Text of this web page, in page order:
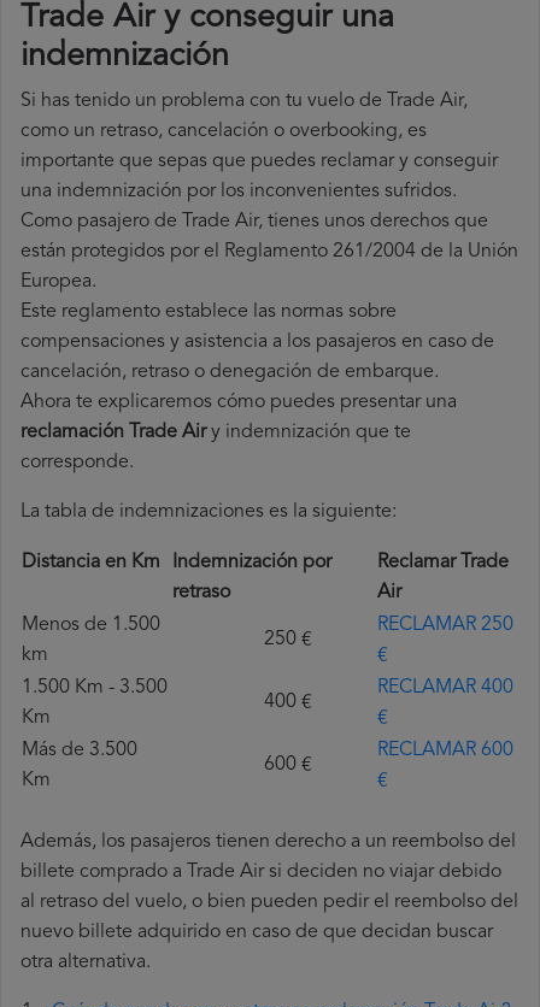
Trade Air y conseguir una
indemnización
Si has tenido un problema con tu vuelo de Trade Air,
como un retraso, cancelación o overbooking, es
importante que sepas que puedes reclamar y conseguir
una indemnización por los inconvenientes sufridos.
Como pasajero de Trade Air, tienes unos derechos que
están protegidos por el Reglamento 261/2004 de la Unión
Europea.
Este reglamento establece las normas sobre
compensaciones y asistencia a los pasajeros en caso de
cancelación, retraso o denegación de embarque.
Ahora te explicaremos cómo puedes presentar una
reclamación Trade Airy indemnización que te
corresponde.
La tabla de indemnizaciones es la siguiente:
Distancia en Km
Indemnización por
retraso
Reclamar Trade
Air
Menos de 1.500
km
250 €
RECLAMAR 250
€
1.500 Km - 3.500
Km
400 €
RECLAMAR 400
€
Más de 3.500
Km
600 €
RECLAMAR 600
€
Además, los pasajeros tienen derecho a un reembolso del
billete comprado a Trade Air si deciden no viajar debido
al retraso del vuelo, o bien pueden pedir el reembolso del
nuevo billete adquirido en caso de que decidan buscar
otra alternativa.